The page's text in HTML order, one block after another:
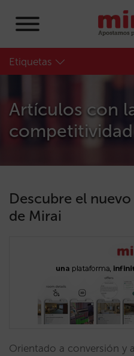
Etiquetas
Artículos con
competitividad
Descubre el
de Mirai
Orientado a conversión y